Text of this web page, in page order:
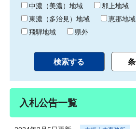
中濃（美濃）地域
郡上地域
東濃（多治見）地域
恵那地域
飛騨地域
県外
入札公告一覧